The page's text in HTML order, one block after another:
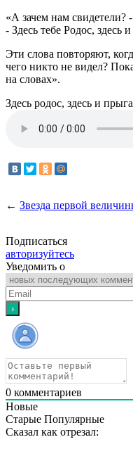
«А зачем нам свидетели?
- Здесь тебе Родос, здесь
Эти слова повторяют,
чего никто не видел?
на словах».
Здесь родос, здесь и
← Звезда первой
Подписаться
авторизуйтесь
Уведомить о
0 комментариев
Новые
Старые Популярные
Сказал как отрезал: